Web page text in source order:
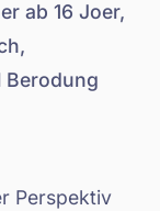
ab 16 Joer,
Berodung
Perspektiv